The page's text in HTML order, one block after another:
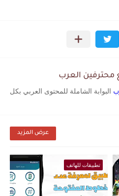
العرب
البوابة الشاملة للمحتوى العربي بكل
عرض المزيد
تطبيقات للهاتف